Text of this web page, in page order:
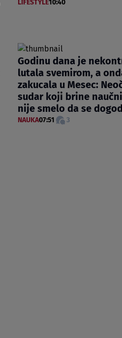
LIFESTYLE10:40
Godinu dana je
lutala svemirom, a
zakucala u Mesec:
sudar koji brine
nije smelo da se
NAUKA07:51 3